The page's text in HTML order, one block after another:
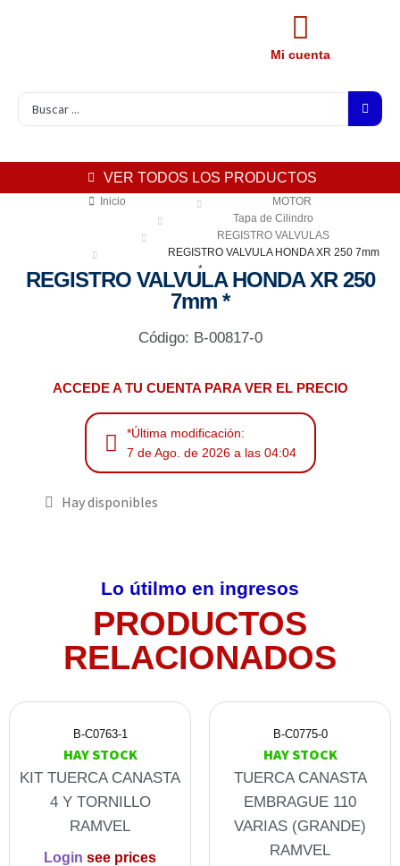
Mi cuenta
VER TODOS LOS PRODUCTOS
Inicio
MOTOR
Tapa de Cilindro
REGISTRO VALVULAS
REGISTRO VALVULA HONDA XR 250 7mm
*
REGISTRO VALVULA HONDA XR 250
7mm *
Código: B-00817-0
ACCEDE A TU CUENTA PARA VER EL PRECIO
*Última modificación:
7 de Ago. de 2026 a las 04:04
Hay disponibles
Lo útilmo en ingresos
PRODUCTOS
RELACIONADOS
B-C0763-1
HAY STOCK
KIT TUERCA CANASTA
4 Y TORNILLO
RAMVEL
Login see prices
B-C0775-0
HAY STOCK
TUERCA CANASTA
EMBRAGUE 110
VARIAS (GRANDE)
RAMVEL